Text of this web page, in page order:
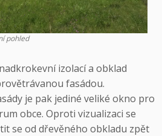
pohled
izolací a obklad
fasádou.
je pak jediné veliké okno pro
obce. Oproti vizualizaci se
se od dřevěného obkladu zpět